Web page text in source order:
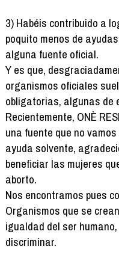
3) Habéis contribuido a
poquito menos de
alguna fuente oficial.
Y es que,
organismos oficiales
obligatorias, algunas de
Recientemente, ONÈ
una fuente que no
ayuda solvente,
beneficiar las mujeres
aborto.
Nos encontramos pues
Organismos que se
igualdad del ser
discriminar.